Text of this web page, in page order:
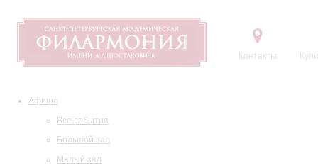
Контакты
Афиша
Все события
Большой зал
Малый зал